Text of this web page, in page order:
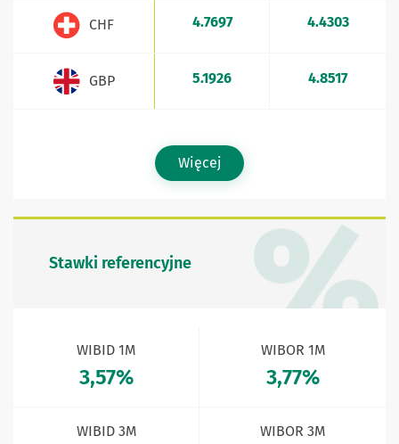
CHF 4.7697 4.4303
GBP 5.1926 4.8517
Więcej
Stawki referencyjne
WIBID 1M
3,57%
WIBOR 1M
3,77%
WIBID 3M WIBOR 3M